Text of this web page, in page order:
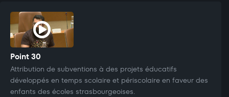
Point 30
Attribution de subventions à des projets éducatifs
développés en temps scolaire et périscolaire en faveur des
enfants des écoles strasbourgeoises.